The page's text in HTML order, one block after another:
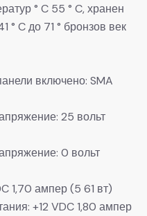
° C 55 ° C, хранен
° C до 71 ° бронзов век
включено: SMA
25 вольт
0 вольт
1,70 ампер (5 61 вт)
+12 VDC 1,80 ампер